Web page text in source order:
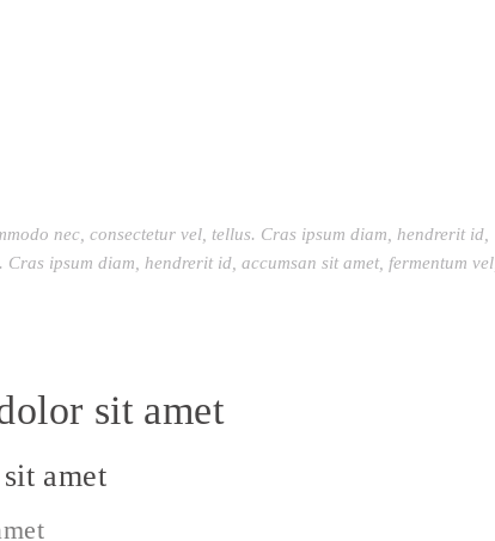
nec, consectetur vel, tellus. Cras ipsum diam, hendrerit id,
ipsum diam, hendrerit id, accumsan sit amet, fermentum vel,
sit amet
amet